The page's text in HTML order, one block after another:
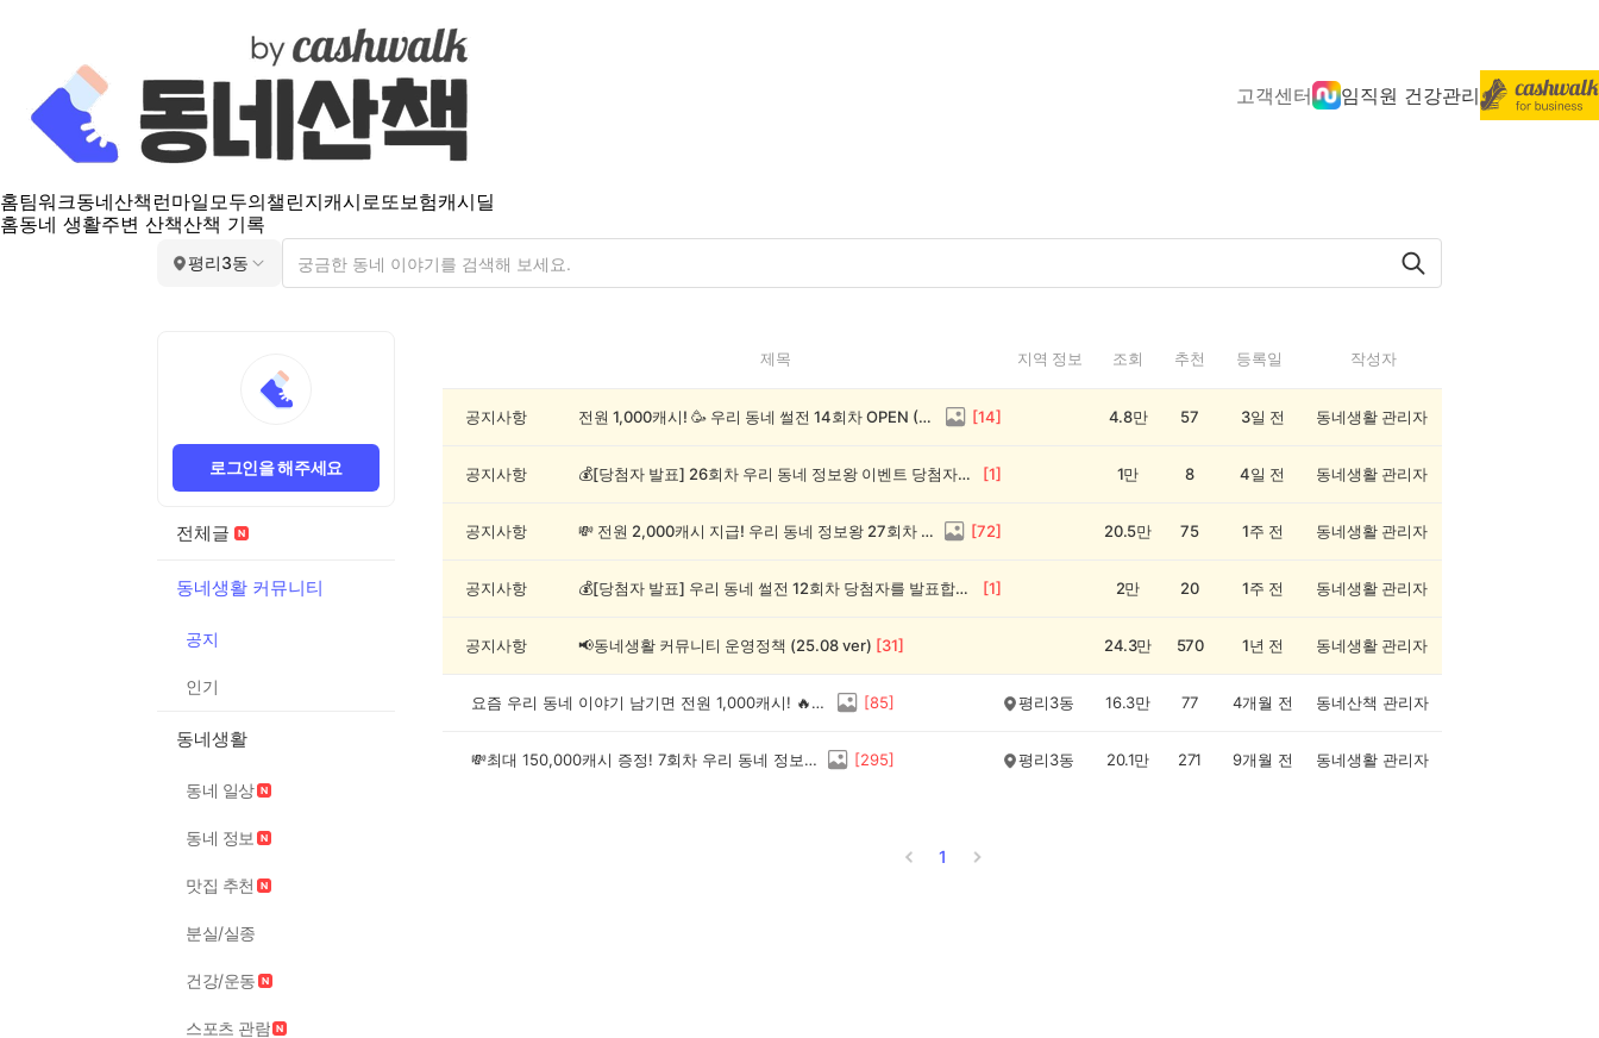
고객센터 임직원 건강관리
홈팀워크동네산책 런마일모두의챌린지캐시로또보험캐시딜
홈동네 생활주변 산책산책 기록
평리3동
로그인을 해주세요
전체글
동네생활 커뮤니티
공지
인기
동네생활
동네 일상
동네 정보
맛집 추천
분실/실종
건강/운동
스포츠 관람
3
제목 지역 정보 조회 추천 등록일 작성자
공지사항 전원 1,000캐시! 🥳 우리 동네 썰전 14회차 OPEN (~8/17) [14] 4.8만 57 3일 전 동네생활 관리자
공지사항 💰[당첨자 발표] 26회차 우리 동네 정보왕 이벤트 당첨자를 발표합니다! [1] 1만 8 4일 전 동네생활 관리자
공지사항 💸 전원 2,000캐시 지급! 우리 동네 정보왕 27회차 (~8/10) [72] 20.5만 75 1주 전 동네생활 관리자
공지사항 💰[당첨자 발표] 우리 동네 썰전 12회차 당첨자를 발표합니다! [1] 2만 20 1주 전 동네생활 관리자
공지사항 📢동네생활 커뮤니티 운영정책 (25.08 ver) [31] 24.3만 570 1년 전 동네생활 관리자
요즘 우리 동네 이야기 남기면 전원 1,000캐시! 🔥우리 동네 썰전 4회차 OPEN [85] 평리3동 16.3만 77 4개월 전 동네산책 관리자
💸최대 150,000캐시 증정! 7회차 우리 동네 정보왕 이벤트 [295] 평리3동 20.1만 271 9개월 전 동네생활 관리자
1